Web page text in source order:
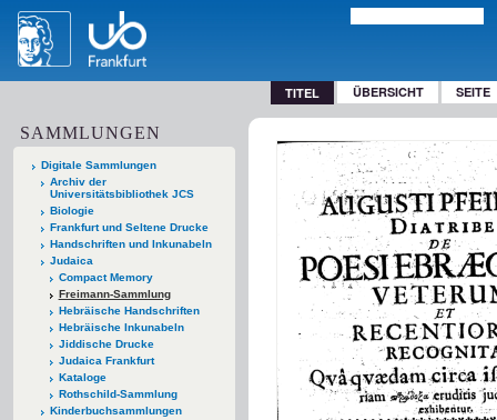
TITEL ÜBERSICHT SEITE
SAMMLUNGEN
Digitale Sammlungen
Archiv der
Universitätsbibliothek JCS
Biologie
Frankfurt und Seltene Drucke
Handschriften und Inkunabeln
Judaica
Compact Memory
Freimann-Sammlung
Hebräische Handschriften
Hebräische Inkunabeln
Jiddische Drucke
Judaica Frankfurt
Kataloge
Rothschild-Sammlung
Kinderbuchsammlungen